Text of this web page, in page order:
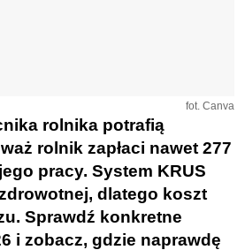
fot. Canva
rolnika potrafią
rolnik zapłaci nawet 277
pracy. System KRUS
dlatego koszt
Sprawdź konkretne
i zobacz, gdzie naprawdę